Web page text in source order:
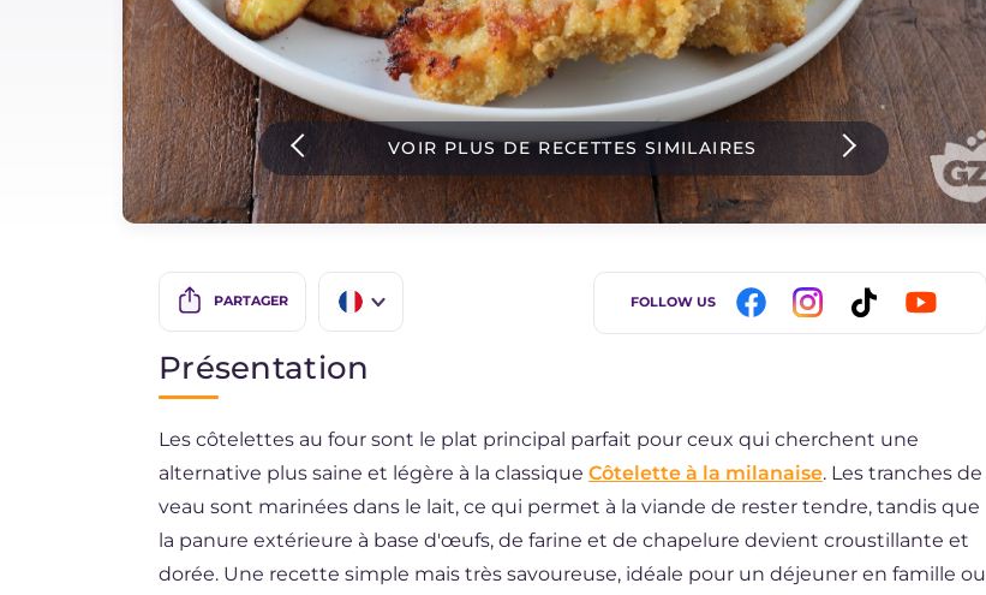
IT Website
Instagram
YouTube
VOIR PLUS DE RECETTES SIMILAIRES
PARTAGER
DE
BR
NL
FOLLOW US
Présentation
Les côtelettes au four sont le plat principal parfait pour ceux qui cherchent une
alternative plus saine et légère à la classique Côtelette à la milanaise. Les tranches de
veau sont marinées dans le lait, ce qui permet à la viande de rester tendre, tandis que
la panure extérieure à base d'œufs, de farine et de chapelure devient croustillante et
dorée. Une recette simple mais très savoureuse, idéale pour un déjeuner en famille ou